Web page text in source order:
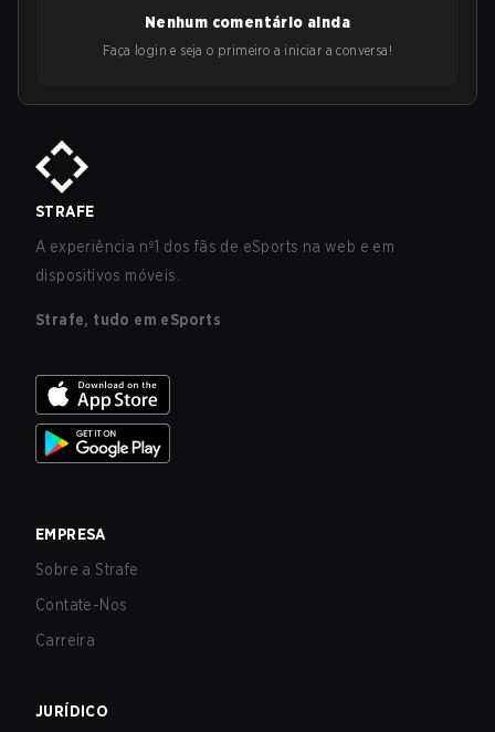
Nenhum comentário ainda
Faça login e seja o primeiro a iniciar a conversa!
STRAFE
A experiência nº1 dos fãs de eSports na web e em
dispositivos móveis.
Strafe, tudo em eSports
EMPRESA
Sobre a Strafe
Contate-Nos
Carreira
JURÍDICO